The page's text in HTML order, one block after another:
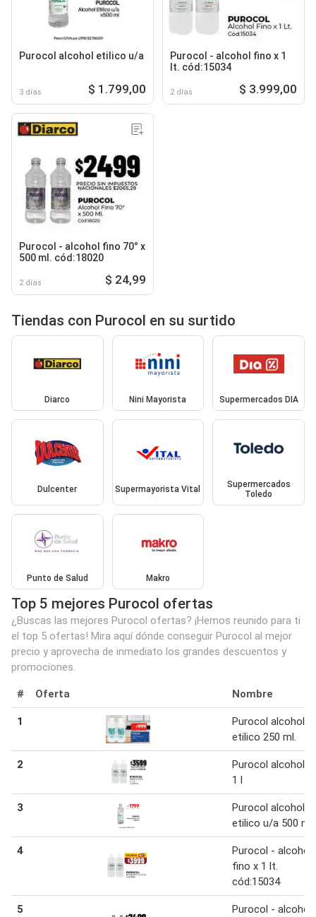
Purocol alcohol etilico u/a
3 días $ 1.799,00
Purocol - alcohol fino x 1
lt. cód:15034
2 días $ 3.999,00
Purocol - alcohol fino 70° x
500 ml. cód:18020
2 días $ 24,99
Tiendas con Purocol en su surtido
Diarco Nini Mayorista Supermercados DIA
Dulcenter Supermayorista Vital
Supermercados
Toledo
Punto de Salud Makro
Top 5 mejores Purocol ofertas
¿Buscas las mejores Purocol ofertas? ¡Hemos reunido para ti
el top 5 ofertas! Mira aquí dónde conseguir Purocol al mejor
precio y aprovecha de inmediato los grandes descuentos y
promociones.
# Oferta Nombre
1
Purocol alcohol
etilico 250 ml.
2
Purocol alcohol
1 l
3
Purocol alcohol
etilico u/a 500 ml
4
Purocol - alcohol
fino x 1 lt.
cód:15034
5 Purocol - alcohol